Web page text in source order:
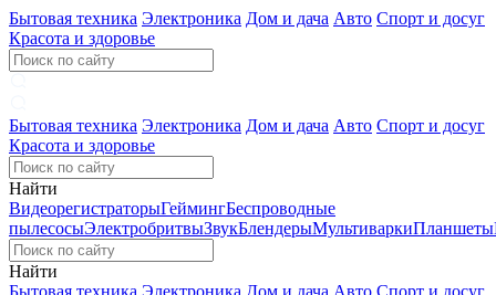
Бытовая техника Электроника Дом и дача Авто Спорт и досуг
Красота и здоровье
Бытовая техника Электроника Дом и дача Авто Спорт и досуг
Красота и здоровье
Найти
ВидеорегистраторыГеймингБеспроводные
пылесосыЭлектробритвыЗвукБлендерыМультиваркиПланшеты
Найти
Бытовая техника Электроника Дом и дача Авто Спорт и досуг